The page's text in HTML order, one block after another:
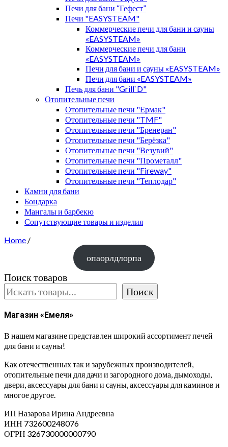
Печи для бани “Гефест”
Печи "EASYSTEAM"
Коммерческие печи для бани и сауны
«EASYSTEAM»
Коммерческие печи для бани
«EASYSTEAM»
Печи для бани и сауны «EASYSTEAM»
Печи для бани «EASYSTEAM»
Печь для бани "Grill`D"
Отопительные печи
Отопительные печи "Ермак"
Отопительные печи "TMF"
Отопительные печи "Бренеран"
Отопительные печи "Берёзка"
Отопительные печи "Везувий"
Отопительные печи "Прометалл"
Отопительные печи "Fireway"
Отопительные печи "Теплодар"
Камни для бани
Бондарка
Мангалы и барбекю
Сопутствующие товары и изделия
Home /
опаорлдлорпа
Поиск товаров
Поиск
Магазин «Емеля»
В нашем магазине представлен широкий ассортимент печей
для бани и сауны!
Как отечественных так и зарубежных производителей,
отопительные печи для дачи и загородного дома, дымоходы,
двери, аксессуары для бани и сауны, аксессуары для каминов и
многое другое.
ИП Назарова Ирина Андреевна⁠
ИНН 732600248076
ОГРН 326730000000790